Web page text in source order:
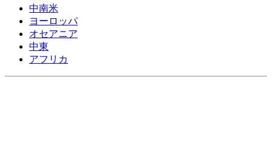
中南米
ヨーロッパ
オセアニア
中東
アフリカ